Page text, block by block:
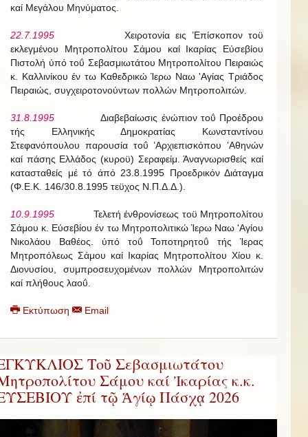
καί Μεγάλου Μηνύματος.
22.7.1995
Χειροτονία εις ’Επίσκοπον τοϋ
εκλεγμένου Μητροπολίτου Σάμου καί Ικαρίας Εύσεβίου
Πιστολή ύπό τοΰ Σεβασμιωτάτου Μητροπολίτου Πειραιώς
κ. Καλλινίκου έν τω Καθεδρικώ Ίερω Ναω 'Αγίας Τριάδος
Πειραιώς, συγχειροτονούντων πολλών Μητροπολιτών.
31.8.1995 Διαβεβαίωσις ένώπιον τοΰ Προέδρου
τής Ελληνικής Δημοκρατίας Κωνσταντίνου
Στεφανόπουλου παρουσία τοΰ ’Αρχιεπισκόπου ’Αθηνών
καί πάσης Ελλάδος (κυροϋ) Σεραφείμ. Άναγνωρισθείς καί
κατασταθείς μέ τό άπό 23.8.1995 Προεδρικόν Διάταγμα
(Φ.Ε.Κ. 146/30.8.1995 τεϋχος Ν.Π.Δ.Δ.).
10.9.1995 Τελετή ένθρονίσεως τοϋ Μητροπολίτου
Σάμου κ. Εύσεβίου έν τω Μητροπολιτικώ Ίερω Ναω 'Αγίου
Νικολάου Βαθέος. ύπό τοΰ Τοποτηρητοΰ τής Ίερας
Μητροπόλεως Σάμου καί Ικαρίας Μητροπολίτου Χίου κ.
Διονυσίου, συμπροσευχομένων πολλών Μητροπολιτών
καί πλήθους λαοΰ.
Εκτύπωση Email
Τοῦ Σεβασμιωτάτου
Σάμου καί Ἰκαρίας κ.κ.
ἐπί τῷ Ἁγίῳ Πάσχᾳ 2026